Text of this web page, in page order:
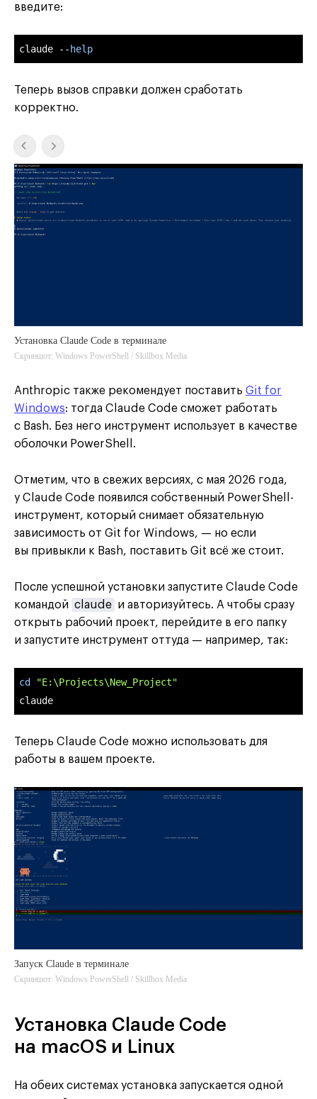
введите:
claude -- help
Теперь вызов справки должен сработать
корректно.
Установка Claude Code в терминале
Скриншот: Windows PowerShell / Skillbox Media
Anthropic также рекомендует поставить Git for
Windows: тогда Claude Code сможет работать
с Bash. Без него инструмент использует в качестве
оболочки PowerShell.
Отметим, что в свежих версиях, с мая 2026 года,
у Claude Code появился собственный PowerShell-
инструмент, который снимает обязательную
зависимость от Git for Windows, — но если
вы привыкли к Bash, поставить Git всё же стоит.
После успешной установки запустите Claude Code
командой claude и авторизуйтесь. А чтобы сразу
открыть рабочий проект, перейдите в его папку
и запустите инструмент оттуда — например, так:
cd
"E:\Projects\New_Project"
claude
Теперь Claude Code можно использовать для
работы в вашем проекте.
Запуск Claude в терминале
Скриншот: Windows PowerShell / Skillbox Media
Установка Claude Code
на macOS и Linux
На обеих системах установка запускается одной